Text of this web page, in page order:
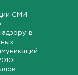
СМИ
в